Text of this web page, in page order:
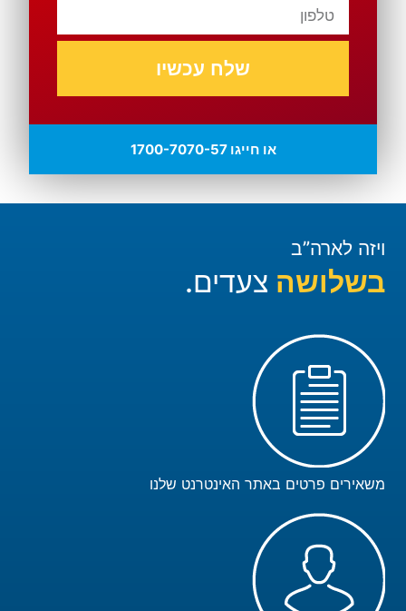
שלח עכשיו
או חייגו 1700-7070-57
ויזה לארה”ב
בשלושה צעדים.
משאירים פרטים באתר האינטרנט שלנו